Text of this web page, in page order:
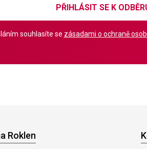
PŘIHLÁSIT SE K
souhlasíte se zásadami o ochraně
Roklen